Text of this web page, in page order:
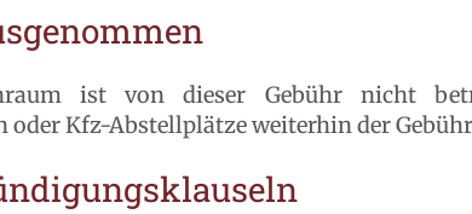
ist von dieser Gebühr nicht
oder Kfz-Abstellplätze weiterhin der